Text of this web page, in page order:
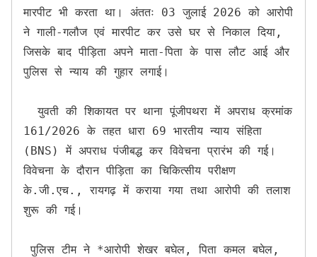
मारपीट भी करता था। अंततः 03 जुलाई 2026 को आरोपी
ने गाली-गलौज एवं मारपीट कर उसे घर से निकाल दिया,
जिसके बाद पीड़िता अपने माता-पिता के पास लौट आई और
पुलिस से न्याय की गुहार लगाई।
  युवती की शिकायत पर थाना पूंजीपथरा में अपराध क्रमांक
161/2026 के तहत धारा 69 भारतीय न्याय संहिता
(BNS) में अपराध पंजीबद्ध कर विवेचना प्रारंभ की गई।
विवेचना के दौरान पीड़िता का चिकित्सीय परीक्षण
के.जी.एच., रायगढ़ में कराया गया तथा आरोपी की तलाश
शुरू की गई।
पुलिस टीम ने *आरोपी शेखर बघेल, पिता कमल बघेल,